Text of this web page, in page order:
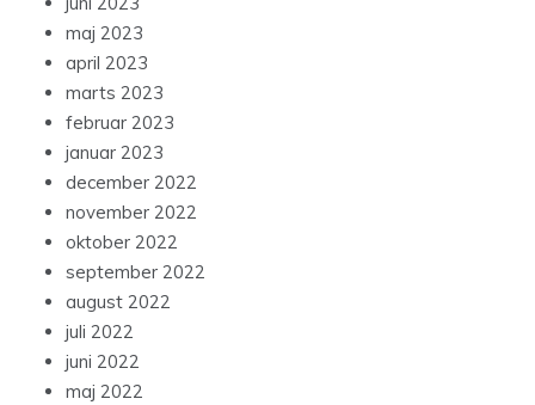
maj 2023
april 2023
marts 2023
februar 2023
januar 2023
december 2022
november 2022
oktober 2022
september 2022
august 2022
juli 2022
juni 2022
maj 2022